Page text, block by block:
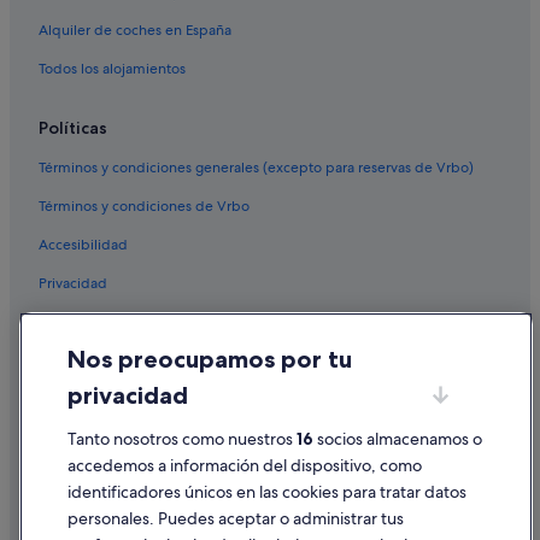
Hoteles con todo incluido en Andalucía
Casas privadas de vacaciones en Sevilla
Alquiler de coches en España
Todos los alojamientos
Políticas
Términos y condiciones generales (excepto para reservas de Vrbo)
Términos y condiciones de Vrbo
Accesibilidad
Privacidad
Cookies
Condiciones de uso
Información legal/contacto
Pautas sobre el contenido y cómo denunciar contenido
Ayuda
Nos preocupamos por tu
privacidad
Tanto nosotros como nuestros16 socios almacenamos o
accedemos a información del dispositivo, como
identificadores únicos en las cookies para tratar datos
personales. Puedes aceptar o administrar tus